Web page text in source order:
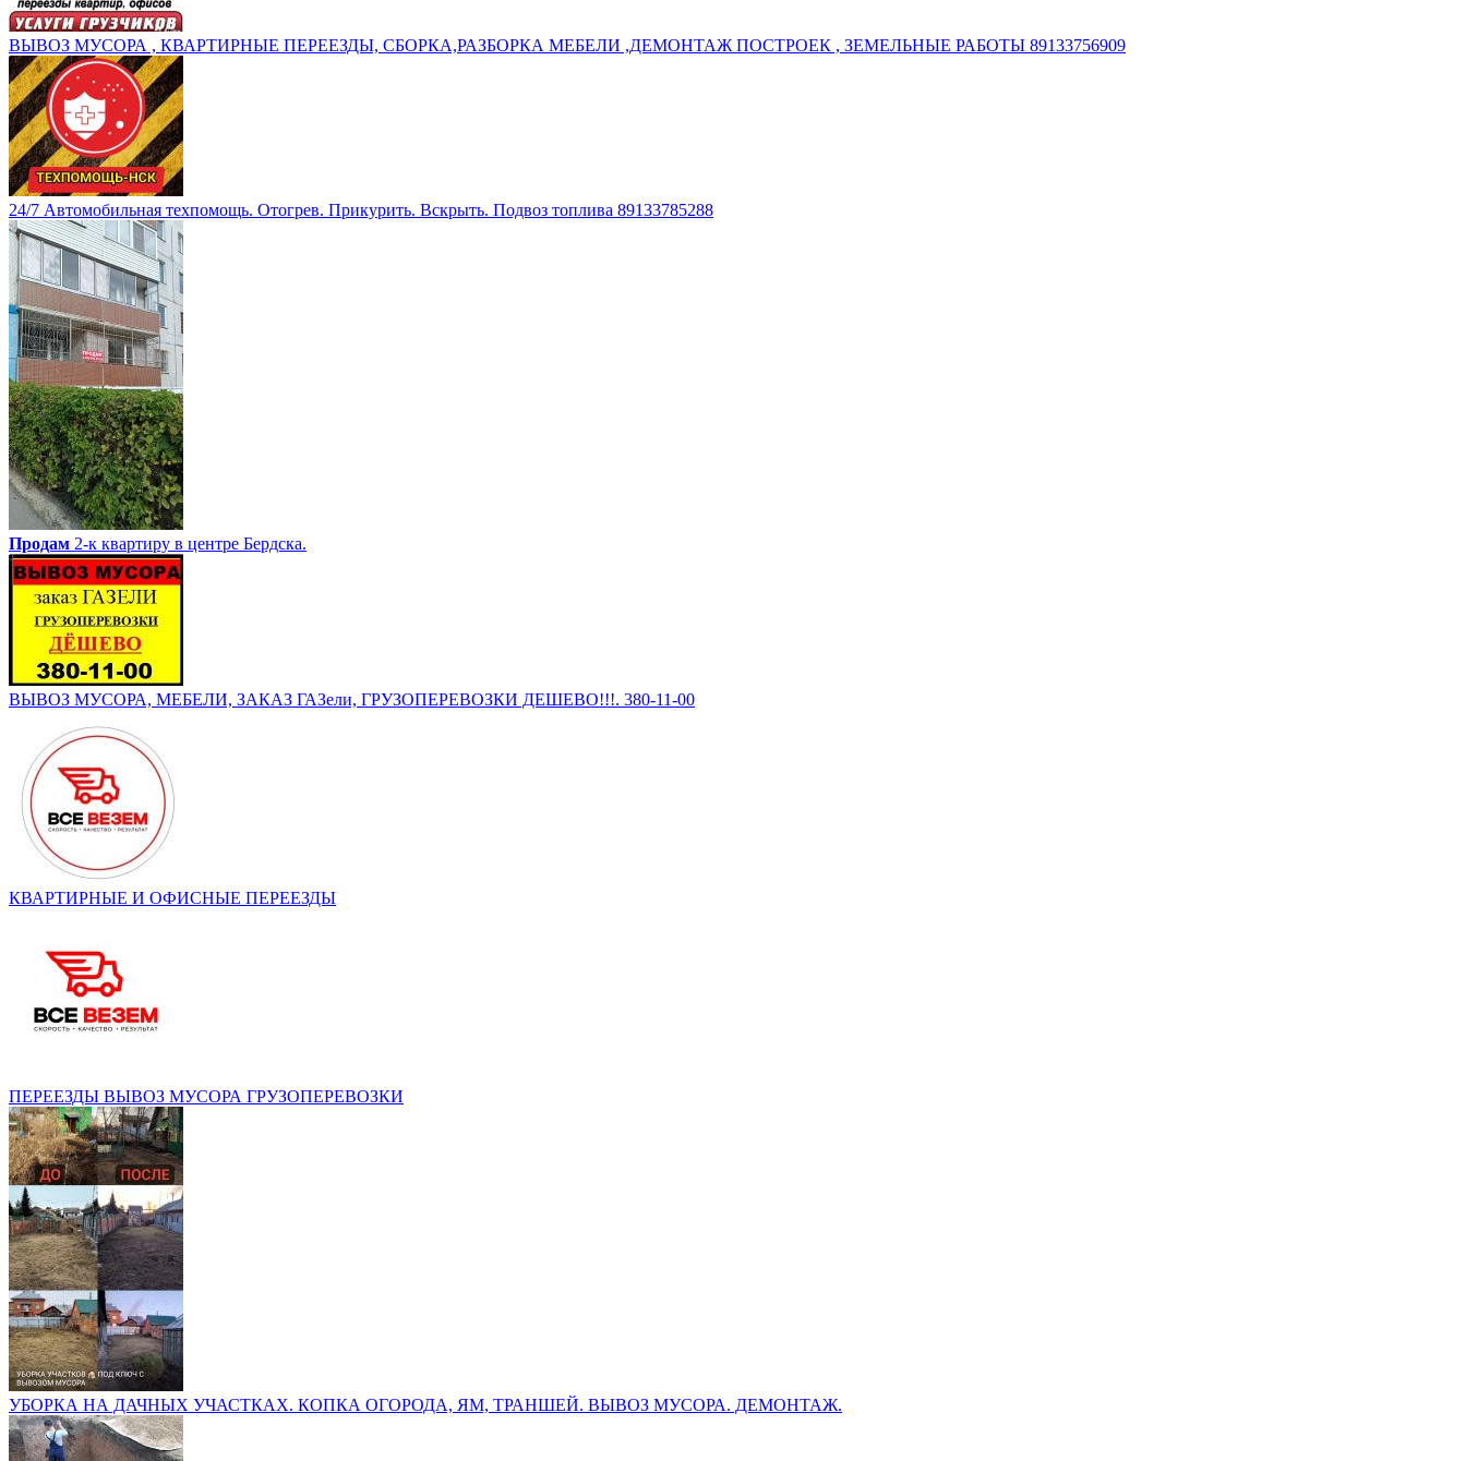
ВЫВОЗ МУСОРА , КВАРТИРНЫЕ ПЕРЕЕЗДЫ, СБОРКА,РАЗБОРКА МЕБЕЛИ ,ДЕМОНТАЖ ПОСТРОЕК , ЗЕМЕЛЬНЫЕ РАБОТЫ 89133756909
24/7 Автомобильная техпомощь. Отогрев. Прикурить. Вскрыть. Подвоз топлива 89133785288
Продам 2-к квартиру в центре Бердска.
ВЫВОЗ МУСОРА, МЕБЕЛИ, ЗАКАЗ ГАЗели, ГРУЗОПЕРЕВОЗКИ ДЕШЕВО!!!. 380-11-00
КВАРТИРНЫЕ И ОФИСНЫЕ ПЕРЕЕЗДЫ
ПЕРЕЕЗДЫ ВЫВОЗ МУСОРА ГРУЗОПЕРЕВОЗКИ
УБОРКА НА ДАЧНЫХ УЧАСТКАХ. КОПКА ОГОРОДА, ЯМ, ТРАНШЕЙ. ВЫВОЗ МУСОРА. ДЕМОНТАЖ.